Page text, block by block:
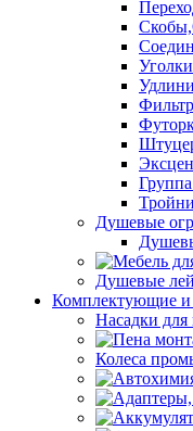
Уголки
Душевые
Душевые
Комплектующие и
Насадки для
Колеса